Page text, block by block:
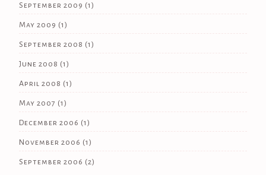
September 2009 (1)
May 2009 (1)
September 2008 (1)
June 2008 (1)
April 2008 (1)
May 2007 (1)
December 2006 (1)
November 2006 (1)
September 2006 (2)